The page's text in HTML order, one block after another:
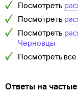
Посмотреть
Посмотреть
Посмотреть
Черновцы
Посмотреть все
Ответы на